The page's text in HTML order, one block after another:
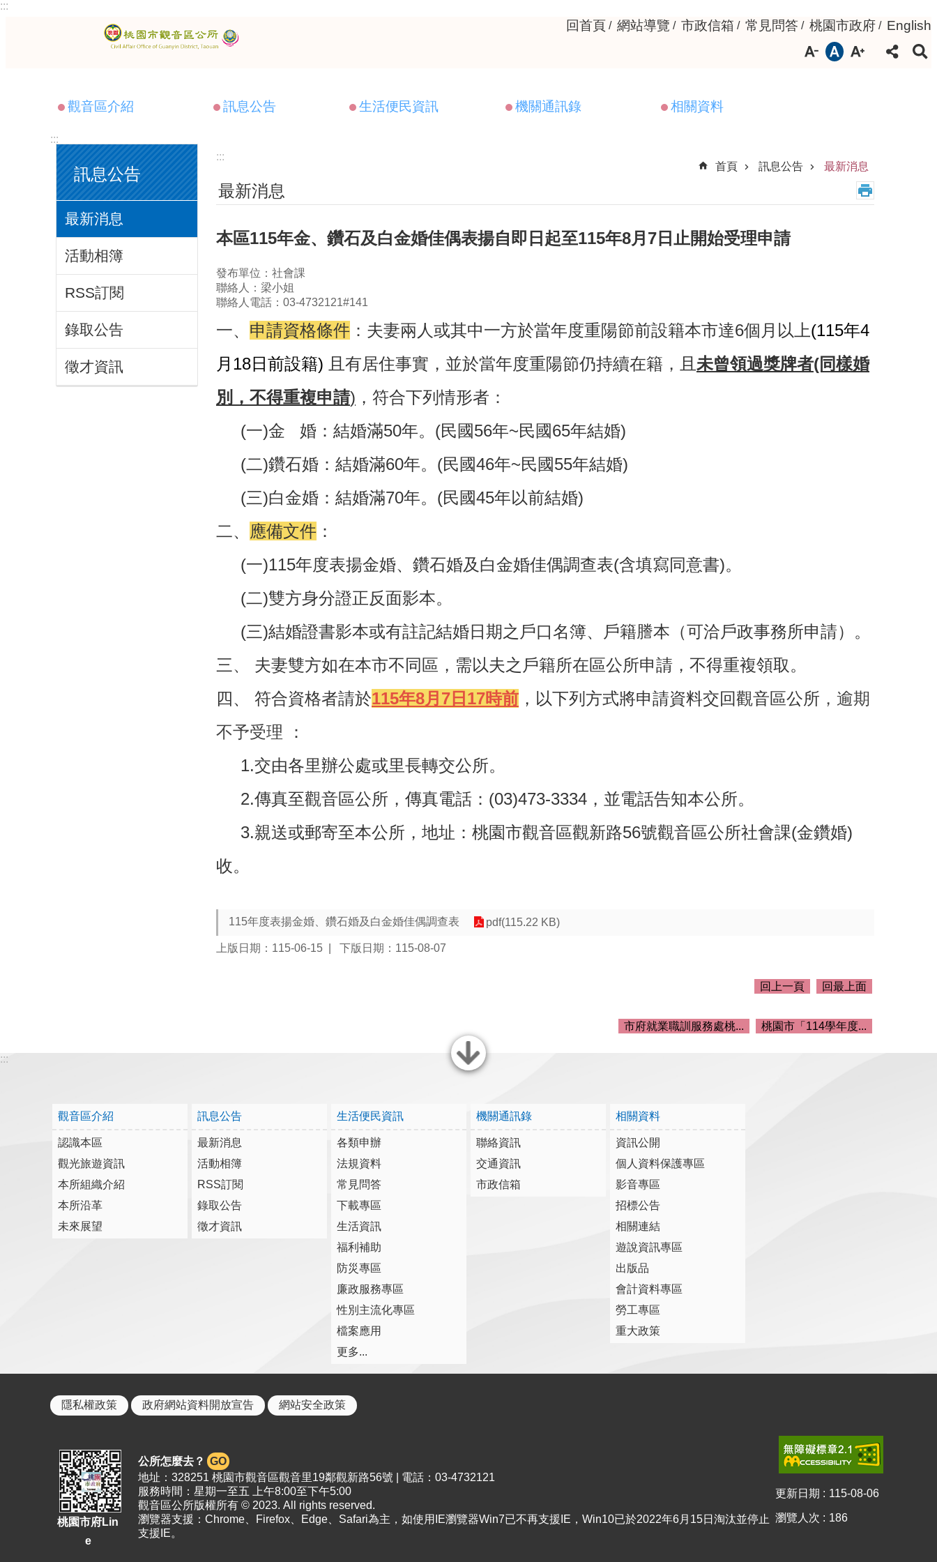
跳到主要內容區塊
:::
回首頁 網站導覽 市政信箱 常見問答 桃園市政府 English
觀音區介紹 訊息公告 生活便民資訊 機關通訊錄 相關資料
:::
訊息公告
最新消息
活動相簿
RSS訂閱
錄取公告
徵才資訊
:::
首頁
訊息公告 最新消息
最新消息
本區115年金、鑽石及白金婚佳偶表揚自即日起至115年8月7日止開始受理申請
發布單位：社會課
聯絡人：梁小姐
聯絡人電話：03-4732121#141
一、 申請資格條件 ： 夫妻兩人或其中一方於當年度重陽節前設籍本市達6個月以上(115年4
月18日前設籍) 且有居住事實，並於當年度重陽節仍持續在籍，且 未曾領過獎牌者(同樣婚
別，不得重複申請) ，符合下列情形者 ：
(一)金 婚：結婚滿50年。(民國56年~民國65年結婚)
(二)鑽石婚：結婚滿60年。(民國46年~民國55年結婚)
(三)白金婚：結婚滿70年。(民國45年以前結婚)
二、
應備文件 ：
(一)115年度表揚金婚、鑽石婚及白金婚佳偶調查表(含填寫同意書)。
(二)雙方身分證正反面影本。
(三)結婚證書影本或有註記結婚日期之戶口名簿、戶籍謄本 （可洽戶政事務所申請） 。
三、
夫妻雙方如在本市不同區，需以夫之戶籍所在區公所申請，不得重複領取。
四、 符合資格者請於115年8月7日17時前 ，以下列方式將申請資料交回觀音區公所 ，逾期
不予受理 ：
1.交由各里辦公處或里長轉交公所。
2.傳真至觀音區公所，傳真電話：(03)473-3334，並電話告知本公所。
3.親送或郵寄至本公所，地址：桃園市觀音區觀新路56號觀音區公所社會課(金鑽婚)
收。
115年度表揚金婚、鑽石婚及白金婚佳偶調查表 pdf(115.22 KB)
上版日期：115-06-15 下版日期：115-08-07
回上一頁 回最上面
市府就業職訓服務處桃... 桃園市「114學年度...
關閉
:::
觀音區介紹
認識本區
觀光旅遊資訊
本所組織介紹
本所沿革
未來展望
訊息公告
最新消息
活動相簿
RSS訂閱
錄取公告
徵才資訊
生活便民資訊
各類申辦
法規資料
常見問答
下載專區
生活資訊
福利補助
防災專區
廉政服務專區
性別主流化專區
檔案應用
更多...
機關通訊錄
聯絡資訊
交通資訊
市政信箱
相關資料
資訊公開
個人資料保護專區
影音專區
招標公告
相關連結
遊說資訊專區
出版品
會計資料專區
勞工專區
重大政策
隱私權政策 政府網站資料開放宣告 網站安全政策
桃園市府Lin
e
公所怎麼去？ GO
地址：328251 桃園市觀音區觀音里19鄰觀新路56號 | 電話：03-4732121
服務時間：星期一至五 上午8:00至下午5:00
觀音區公所版權所有 © 2023. All rights reserved.
瀏覽器支援：Chrome、Firefox、Edge、Safari為主，如使用IE瀏覽器Win7已不再支援IE，Win10已於2022年6月15日淘汰並停止
支援IE。
更新日期 115-08-06
瀏覽人次 186